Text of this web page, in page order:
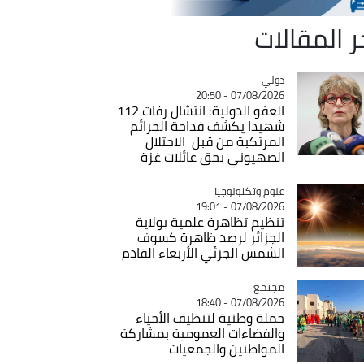
المقالات
Catégorie
دولي
07/08/2026 - 20:50
العفو الدولية: انتشال رفات 112
شهيدا يكشف فداحة الجرائم
المرتكبة من قبل الاحتلال
الصهيوني بحق عائلات غزة
Catégorie
علوم وتكنولوجيا
07/08/2026 - 19:01
تنظيم تظاهرة علمية بولاية
الجزائر لرصد ظاهرة كسوف
الشمس الجزئي الأربعاء القادم
Catégorie
مجتمع
07/08/2026 - 18:40
حملة وطنية لتنظيف الأحياء
والفضاءات العمومية بمشاركة
المواطنين والجمعيات